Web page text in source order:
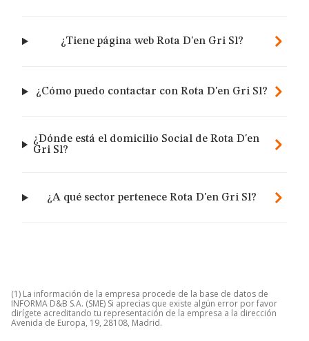
¿Tiene página web Rota D'en Gri Sl?
¿Cómo puedo contactar con Rota D'en Gri Sl?
¿Dónde está el domicilio Social de Rota D'en
Gri Sl?
¿A qué sector pertenece Rota D'en Gri Sl?
(1) La información de la empresa procede de la base de datos de
INFORMA D&B S.A. (SME) Si aprecias que existe algún error por favor
dirígete acreditando tu representación de la empresa a la dirección
Avenida de Europa, 19, 28108, Madrid.